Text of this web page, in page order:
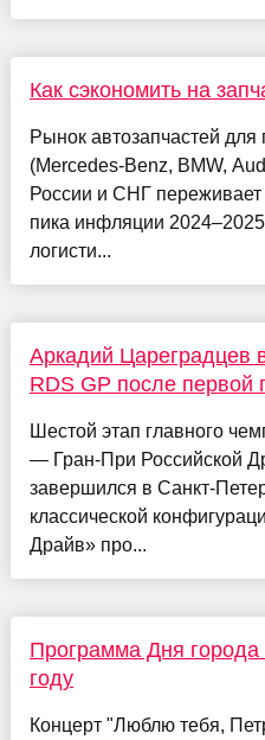
Как сэкономить на
Рынок автозапчастей
(Mercedes-Benz, BMW,
России и СНГ
пика инфляции
логисти...
Аркадий Цареградцев
RDS GP после первой
Шестой этап главного
— Гран-При Российской
завершился в Санкт-
классической
Драйв» про...
Программа Дня города
году
Концерт "Люблю тебя,